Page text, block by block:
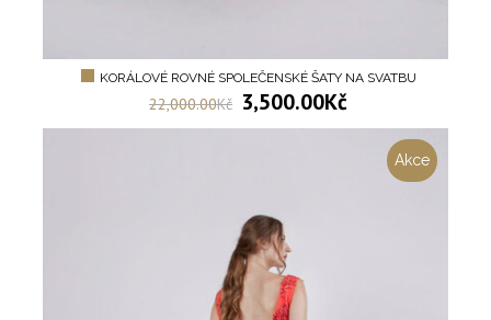
KORÁLOVÉ ROVNÉ SPOLEČENSKÉ ŠATY NA SVATBU
22,000.00Kč 3,500.00Kč
Akce